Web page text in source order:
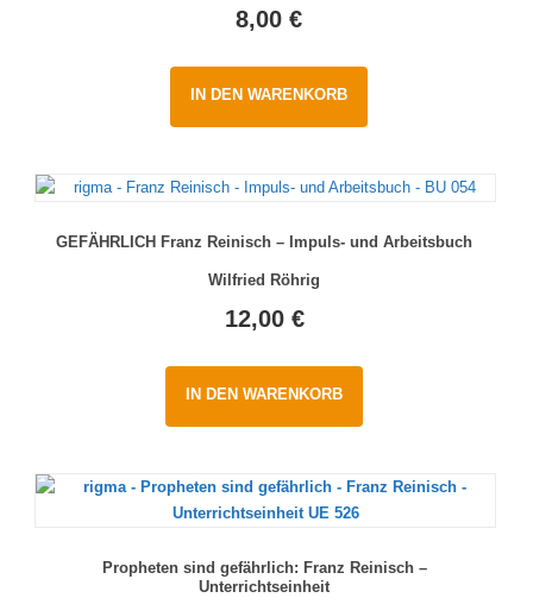
8,00 €
IN DEN WARENKORB
GEFÄHRLICH Franz Reinisch – Impuls- und Arbeitsbuch
Wilfried Röhrig
12,00 €
IN DEN WARENKORB
Propheten sind gefährlich: Franz Reinisch –
Unterrichtseinheit